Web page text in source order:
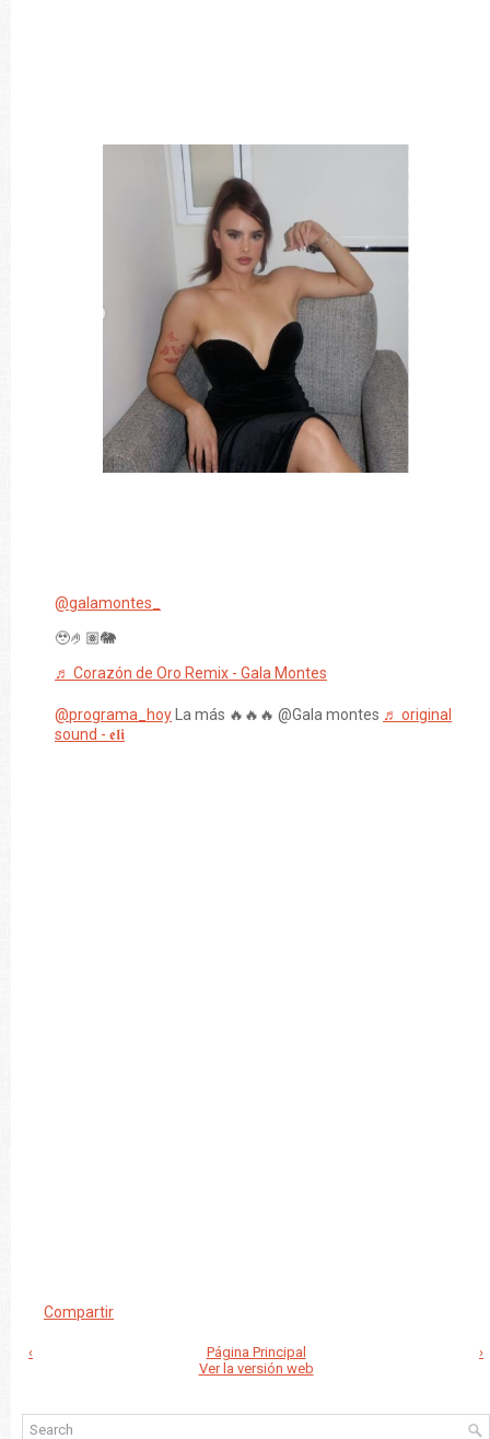
@galamontes_
🥹🤌🏽🐘
♬ Corazón de Oro Remix - Gala Montes
@programa_hoy La más 🔥🔥🔥 @Gala montes ♬ original
sound - 𝖊𝖑𝖎
Compartir
‹ ›
Página Principal
Ver la versión web